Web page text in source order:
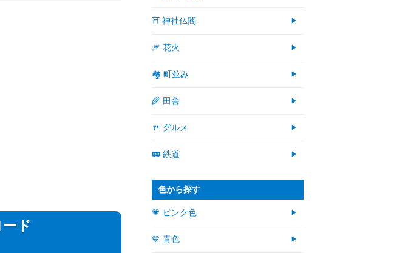
ド
⛩ 神社仏閣
🎆 花火
🏘 町並み
🌾 田舎
🍴 グルメ
🚃 鉄道
色から探す
💗 ピンク色
💙 青色